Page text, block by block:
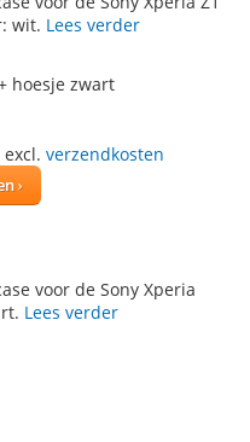
wit. Lees verder
hoesje zwart
excl. verzendkosten
voor de Sony Xperia
Lees verder